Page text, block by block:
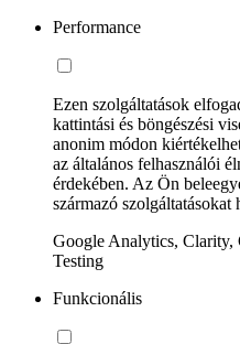
Performance
Ezen szolgáltatások
kattintási és böngészési
anonim módon
az általános felhasználói
érdekében. Az Ön
származó
Google Analytics, Clarity,
Testing
Funkcionális